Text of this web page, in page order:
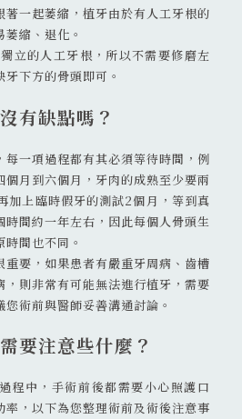
一起萎縮，植牙由於有人工牙根的
縮、退化。
立的人工牙根，所以不需要修磨左
下方的骨頭即可。
有缺點嗎？
一項過程都有其必須等待時間，例
個月到六個月，牙肉的成熟至少要兩
加上臨時假牙的測試2個月，等到真
時間約一年左右，因此每個人骨頭生
間也不同。
要，如果患者有嚴重牙周病、齒槽
則非常有可能無法進行植牙，需要
術前與醫師妥善溝通討論。
要注意些什麼？
程中，手術前後都需要小心照護口
，以下為您整理術前及術後注意事